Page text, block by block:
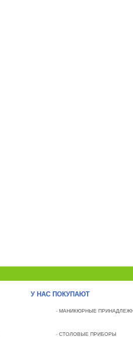
У НАС ПОКУПАЮТ
- МАНИКЮРНЫЕ
- СТОЛОВЫЕ ПРИБОРЫ